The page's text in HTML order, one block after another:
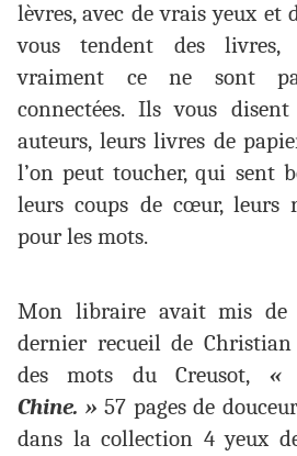
lèvres, avec de vrais yeux et
vous tendent des
vraiment ce ne sont
connectées. Ils vous
auteurs, leurs livres de
l’on peut toucher, qui sent
leurs coups de cœur, leurs
pour les mots.
Mon libraire avait mis
dernier recueil de
des mots du Creusot, «
Chine. » 57 pages de
dans la collection 4 yeux